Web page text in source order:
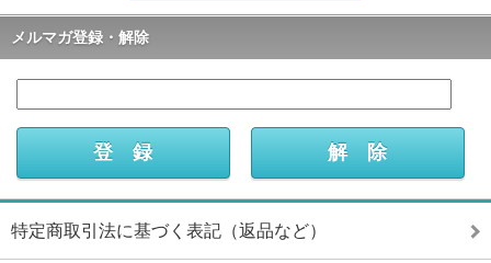
メルマガ登録・解除
特定商取引法に基づく表記（返品など）